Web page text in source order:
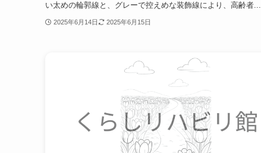
い太めの輪郭線と、グレーで控えめな装飾線により、高齢者...
2025年6月14日 2025年6月15日